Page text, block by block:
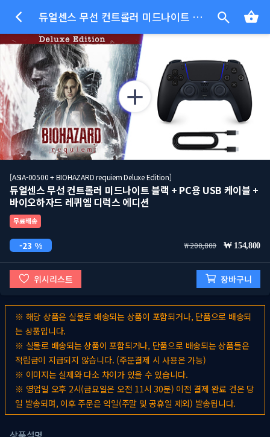
듀얼센스 무선 컨트롤러 미드나이트 블랙 + PC용 USB 케이블 + 바이오하자드 레퀴엠 디럭스 에디션
[ASIA-00500 + BIOHAZARD requiem Deluxe Edition]
듀얼센스 무선 컨트롤러 미드나이트 블랙 + PC용 USB 케이블 +
바이오하자드 레퀴엠 디럭스 에디션
무료배송
23 % 200,800 154,800
위시리스트 장바구니
※ 해당 상품은 실물로 배송되는 상품이 포함되거나, 단품으로 배송되
는 상품입니다.
※ 실물로 배송되는 상품이 포함되거나, 단품으로 배송되는 상품들은
적립금이 지급되지 않습니다. (주문결제 시 사용은 가능)
※ 이미지는 실제와 다소 차이가 있을 수 있습니다.
※ 영업일 오후 2시(금요일은 오전 11시 30분) 이전 결제 완료 건은 당
일 발송되며, 이후 주문은 익일(주말 및 공휴일 제외) 발송됩니다.